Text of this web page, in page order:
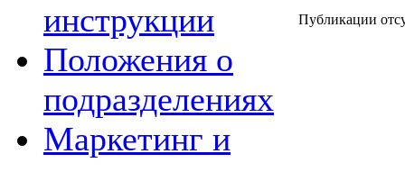
инструкции
Положения о
подразделениях
Маркетинг и
Публикации